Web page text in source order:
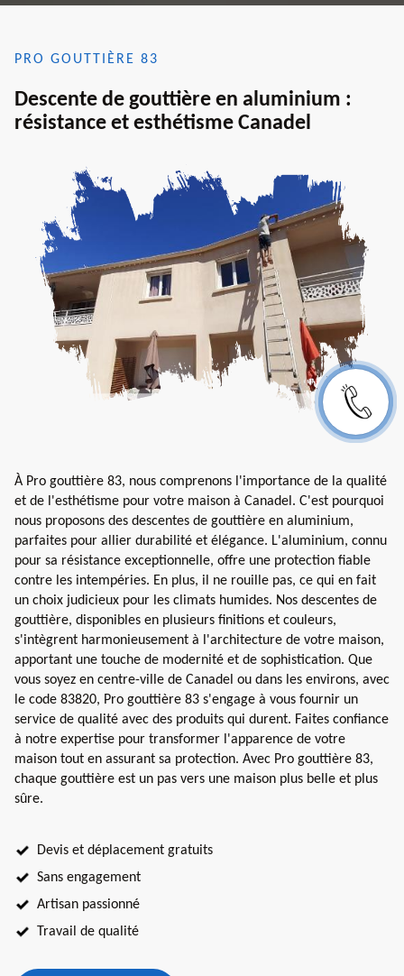
PRO GOUTTIÈRE 83
Descente de gouttière en aluminium :
résistance et esthétisme Canadel
À Pro gouttière 83, nous comprenons l'importance de la qualité
et de l'esthétisme pour votre maison à Canadel. C'est pourquoi
nous proposons des descentes de gouttière en aluminium,
parfaites pour allier durabilité et élégance. L'aluminium, connu
pour sa résistance exceptionnelle, offre une protection fiable
contre les intempéries. En plus, il ne rouille pas, ce qui en fait
un choix judicieux pour les climats humides. Nos descentes de
gouttière, disponibles en plusieurs finitions et couleurs,
s'intègrent harmonieusement à l'architecture de votre maison,
apportant une touche de modernité et de sophistication. Que
vous soyez en centre-ville de Canadel ou dans les environs, avec
le code 83820, Pro gouttière 83 s'engage à vous fournir un
service de qualité avec des produits qui durent. Faites confiance
à notre expertise pour transformer l'apparence de votre
maison tout en assurant sa protection. Avec Pro gouttière 83,
chaque gouttière est un pas vers une maison plus belle et plus
sûre.
Devis et déplacement gratuits
Sans engagement
Artisan passionné
Travail de qualité